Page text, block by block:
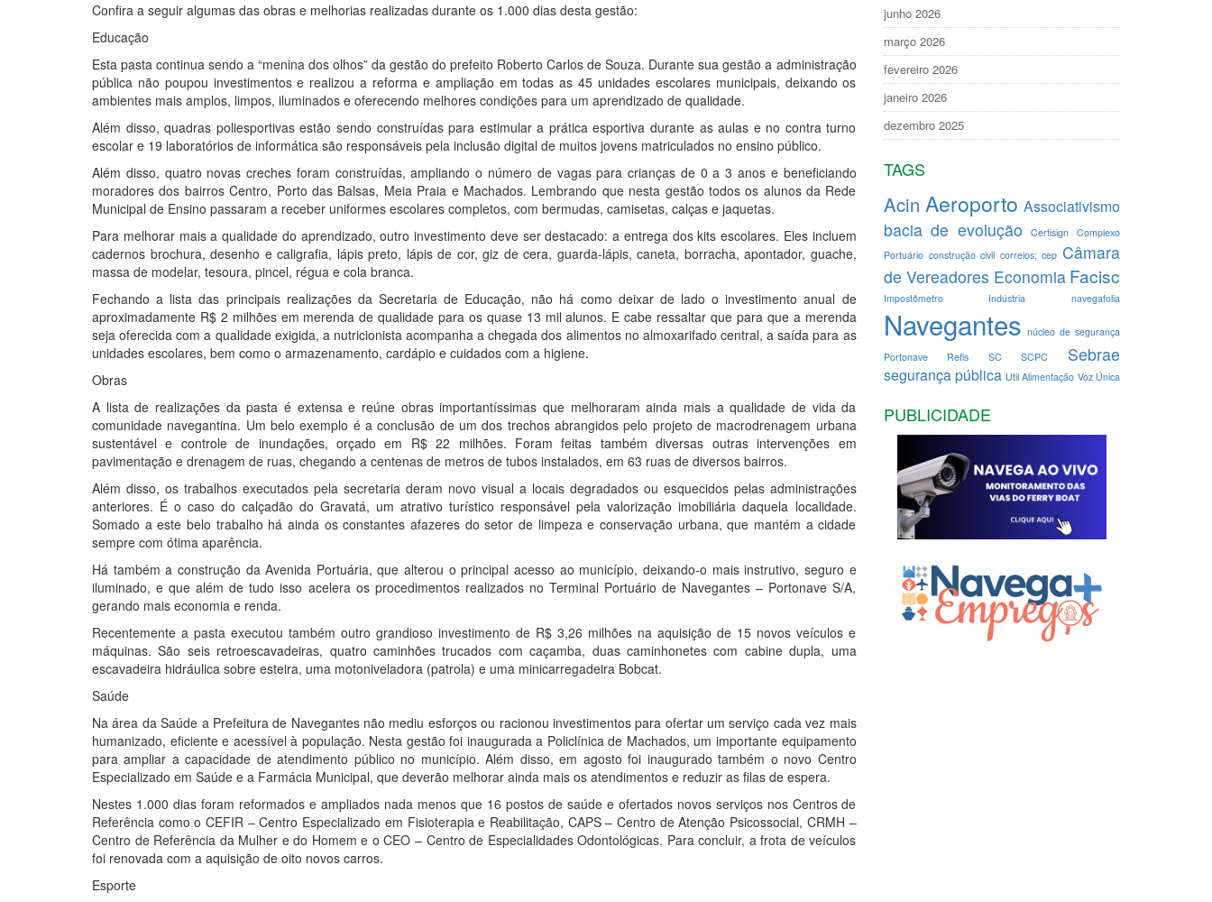
Confira a seguir algumas das obras e melhorias realizadas durante os 1.000 dias desta gestão:
Educação
Esta pasta continua sendo a “menina dos olhos” da gestão do prefeito Roberto Carlos de Souza. Durante sua gestão a administração
pública não poupou investimentos e realizou a reforma e ampliação em todas as 45 unidades escolares municipais, deixando os
ambientes mais amplos, limpos, iluminados e oferecendo melhores condições para um aprendizado de qualidade.
Além disso, quadras poliesportivas estão sendo construídas para estimular a prática esportiva durante as aulas e no contra turno
escolar e 19 laboratórios de informática são responsáveis pela inclusão digital de muitos jovens matriculados no ensino público.
Além disso, quatro novas creches foram construídas, ampliando o número de vagas para crianças de 0 a 3 anos e beneficiando
moradores dos bairros Centro, Porto das Balsas, Meia Praia e Machados. Lembrando que nesta gestão todos os alunos da Rede
Municipal de Ensino passaram a receber uniformes escolares completos, com bermudas, camisetas, calças e jaquetas.
Para melhorar mais a qualidade do aprendizado, outro investimento deve ser destacado: a entrega dos kits escolares. Eles incluem
cadernos brochura, desenho e caligrafia, lápis preto, lápis de cor, giz de cera, guarda-lápis, caneta, borracha, apontador, guache,
massa de modelar, tesoura, pincel, régua e cola branca.
Fechando a lista das principais realizações da Secretaria de Educação, não há como deixar de lado o investimento anual de
aproximadamente R$ 2 milhões em merenda de qualidade para os quase 13 mil alunos. E cabe ressaltar que para que a merenda
seja oferecida com a qualidade exigida, a nutricionista acompanha a chegada dos alimentos no almoxarifado central, a saída para as
unidades escolares, bem como o armazenamento, cardápio e cuidados com a higiene.
Obras
A lista de realizações da pasta é extensa e reúne obras importantíssimas que melhoraram ainda mais a qualidade de vida da
comunidade navegantina. Um belo exemplo é a conclusão de um dos trechos abrangidos pelo projeto de macrodrenagem urbana
sustentável e controle de inundações, orçado em R$ 22 milhões. Foram feitas também diversas outras intervenções em
pavimentação e drenagem de ruas, chegando a centenas de metros de tubos instalados, em 63 ruas de diversos bairros.
Além disso, os trabalhos executados pela secretaria deram novo visual a locais degradados ou esquecidos pelas administrações
anteriores. É o caso do calçadão do Gravatá, um atrativo turístico responsável pela valorização imobiliária daquela localidade.
Somado a este belo trabalho há ainda os constantes afazeres do setor de limpeza e conservação urbana, que mantém a cidade
sempre com ótima aparência.
Há também a construção da Avenida Portuária, que alterou o principal acesso ao município, deixando-o mais instrutivo, seguro e
iluminado, e que além de tudo isso acelera os procedimentos realizados no Terminal Portuário de Navegantes – Portonave S/A,
gerando mais economia e renda.
Recentemente a pasta executou também outro grandioso investimento de R$ 3,26 milhões na aquisição de 15 novos veículos e
máquinas. São seis retroescavadeiras, quatro caminhões trucados com caçamba, duas caminhonetes com cabine dupla, uma
escavadeira hidráulica sobre esteira, uma motoniveladora (patrola) e uma minicarregadeira Bobcat.
Saúde
Na área da Saúde a Prefeitura de Navegantes não mediu esforços ou racionou investimentos para ofertar um serviço cada vez mais
humanizado, eficiente e acessível à população. Nesta gestão foi inaugurada a Policlínica de Machados, um importante equipamento
para ampliar a capacidade de atendimento público no município. Além disso, em agosto foi inaugurado também o novo Centro
Especializado em Saúde e a Farmácia Municipal, que deverão melhorar ainda mais os atendimentos e reduzir as filas de espera.
Nestes 1.000 dias foram reformados e ampliados nada menos que 16 postos de saúde e ofertados novos serviços nos Centros de
Referência como o CEFIR – Centro Especializado em Fisioterapia e Reabilitação, CAPS – Centro de Atenção Psicossocial, CRMH –
Centro de Referência da Mulher e do Homem e o CEO – Centro de Especialidades Odontológicas. Para concluir, a frota de veículos
foi renovada com a aquisição de oito novos carros.
Esporte
junho 2026
março 2026
fevereiro 2026
janeiro 2026
dezembro 2025
TAGS
Acin Aeroporto Associativismo
bacia de evolução Certisign Complexo
Portuário construção civil correios; cep Câmara
de Vereadores Economia Facisc
Impostômetro Indústria navegafolia
Navegantes núcleo de segurança
Portonave
Refis SC SCPC Sebrae
segurança pública Util Alimentação Voz Única
PUBLICIDADE